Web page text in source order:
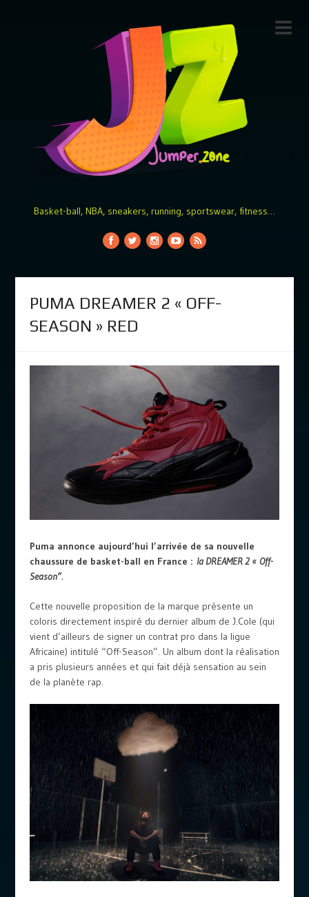
Basket-ball, NBA, sneakers, running, sportswear, fitness…
PUMA DREAMER 2 « OFF-
SEASON » RED
Puma annonce aujourd’hui l’arrivée de sa nouvelle
chaussure de basket-ball en France : la DREAMER 2 « Off-
Season”.
Cette nouvelle proposition de la marque présente un
coloris directement inspiré du dernier album de J.Cole (qui
vient d’ailleurs de signer un contrat pro dans la ligue
Africaine) intitulé “Off-Season”. Un album dont la réalisation
a pris plusieurs années et qui fait déjà sensation au sein
de la planète rap.